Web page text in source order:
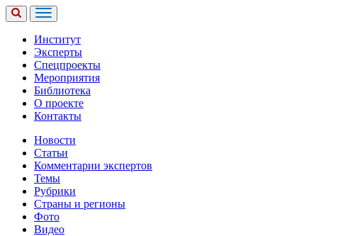
Институт
Эксперты
Спецпроекты
Мероприятия
Библиотека
О проекте
Контакты
Новости
Статьи
Комментарии экспертов
Темы
Рубрики
Страны и регионы
Фото
Видео